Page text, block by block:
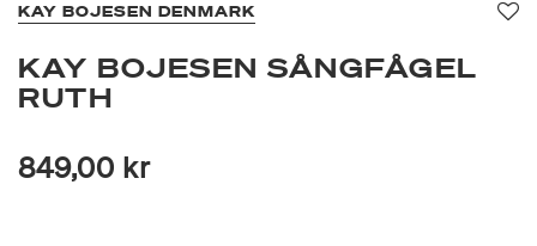
KAY BOJESEN DENMARK
KAY BOJESEN SÅNGFÅGEL
RUTH
849,00 kr